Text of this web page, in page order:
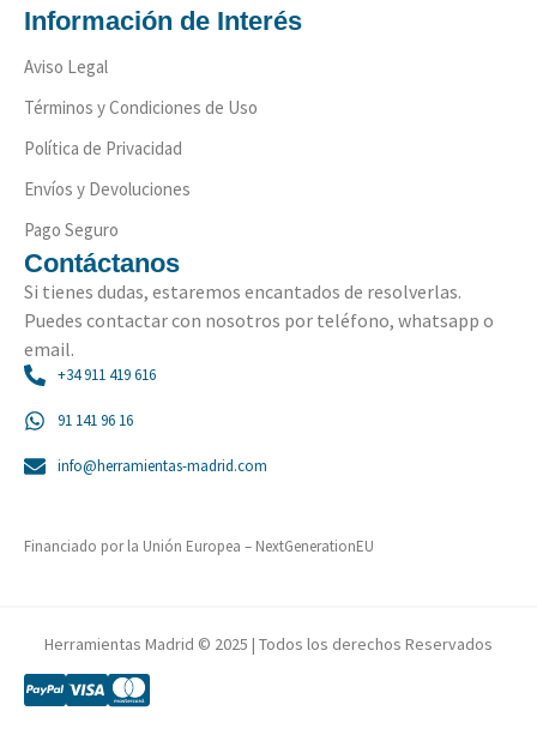
Información de Interés
Aviso Legal
Términos y Condiciones de Uso
Política de Privacidad
Envíos y Devoluciones
Pago Seguro
Contáctanos
Si tienes dudas, estaremos encantados de resolverlas.
Puedes contactar con nosotros por teléfono, whatsapp o
email.
+34 911 419 616
91 141 96 16
info@herramientas-madrid.com
Financiado por la Unión Europea – NextGenerationEU
Herramientas Madrid © 2025 | Todos los derechos Reservados